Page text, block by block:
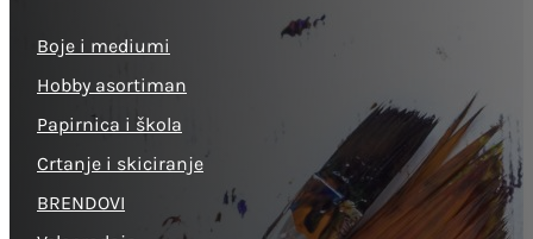
Boje i mediumi
Hobby asortiman
Papirnica i škola
Crtanje i skiciranje
BRENDOVI